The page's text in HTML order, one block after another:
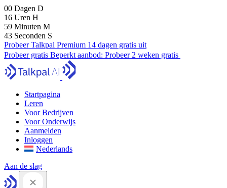
00 Dagen D
16 Uren H
59 Minuten M
41 Seconden S
Probeer Talkpal Premium 14 dagen gratis uit
Probeer gratis Beperkt aanbod: Probeer 2 weken gratis
Startpagina
Leren
Voor Bedrijven
Voor Onderwijs
Aanmelden
Inloggen
Nederlands
Aan de slag